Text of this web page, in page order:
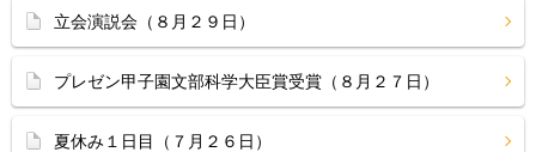
立会演説会（８月２９日）
プレゼン甲子園文部科学大臣賞受賞（８月２７日）
夏休み１日目（７月２６日）